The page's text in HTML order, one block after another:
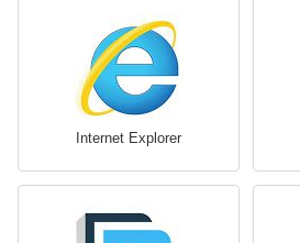
Internet Explorer